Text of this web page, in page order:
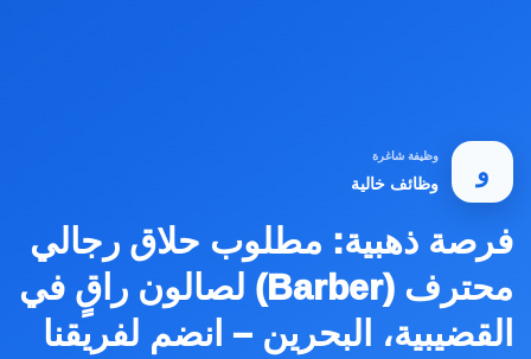
و
وظيفة شاغرة
وظائف خالية
فرصة ذهبية: مطلوب حلاق رجالي
محترف (Barber) لصالون راقٍ في
القضيبية، البحرين – انضم لفريقنا